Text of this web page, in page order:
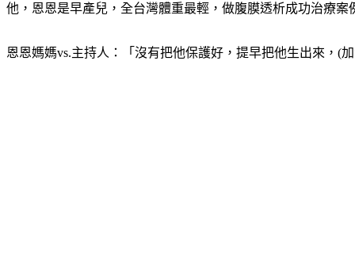
他，恩恩是早產兒，全台灣體重最輕，做腹膜透析成功治療
恩恩媽媽vs.主持人：「沒有把他保護好，提早把他生出來，(